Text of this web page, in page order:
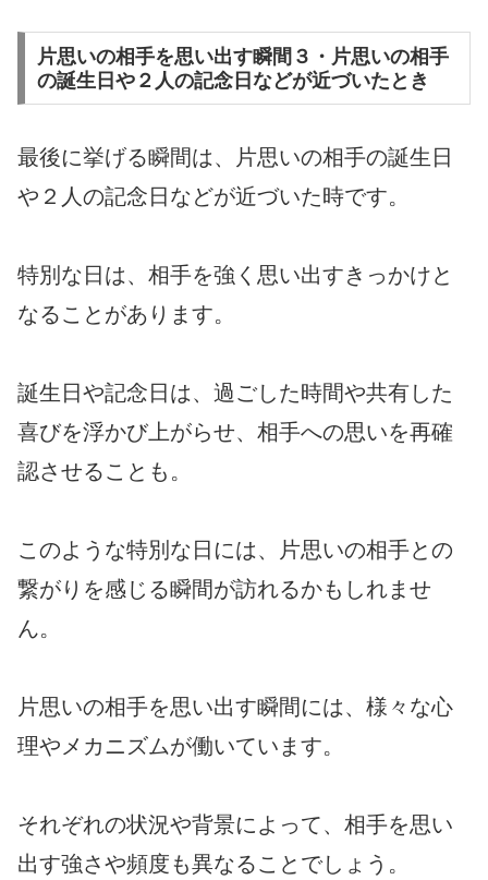
片思いの相手を思い出す瞬間３・片思いの相手
の誕生日や２人の記念日などが近づいたとき
最後に挙げる瞬間は、片思いの相手の誕生日
や２人の記念日などが近づいた時です。
特別な日は、相手を強く思い出すきっかけと
なることがあります。
誕生日や記念日は、過ごした時間や共有した
喜びを浮かび上がらせ、相手への思いを再確
認させることも。
このような特別な日には、片思いの相手との
繋がりを感じる瞬間が訪れるかもしれませ
ん。
片思いの相手を思い出す瞬間には、様々な心
理やメカニズムが働いています。
それぞれの状況や背景によって、相手を思い
出す強さや頻度も異なることでしょう。